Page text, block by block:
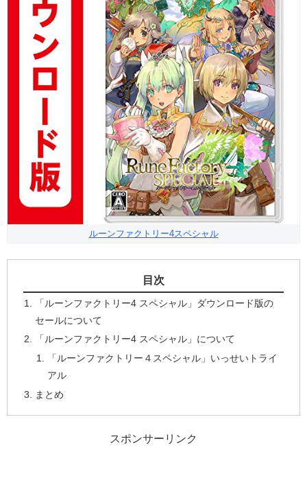
ルーンファクトリー4スペシャル
目次
「ルーンファクトリー4 スペシャル」ダウンロード版の
セールについて
「ルーンファクトリー4 スペシャル」について
「ルーンファクトリー４スペシャル」いっせいトライ
アル
まとめ
スポンサーリンク